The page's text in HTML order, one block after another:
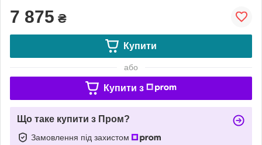
7 875 ₴
Купити
або
Купити з
Що таке купити з Пром?
Замовлення під захистом